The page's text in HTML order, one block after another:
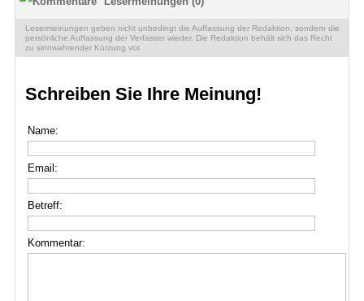
Lesermeinungen geben nicht unbedingt die Auffassung der Redaktion, sondern die
persönliche Auffassung der Verfasser wieder. Die Redaktion behält sich das Recht
zu sinnwahrender Kürzung vor.
Schreiben Sie Ihre Meinung!
Name:
Email:
Betreff:
Kommentar: